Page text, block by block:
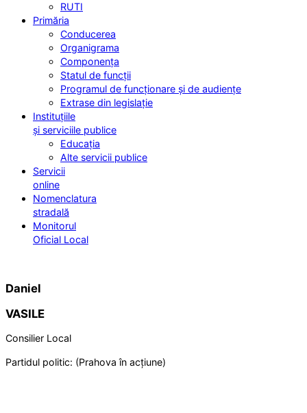
RUTI
Primăria
Conducerea
Organigrama
Componența
Statul de funcții
Programul de funcționare și de audiențe
Extrase din legislație
Instituțiile
și serviciile publice
Educația
Alte servicii publice
Servicii
online
Nomenclatura
stradală
Monitorul
Oficial Local
Daniel
VASILE
Consilier Local
Partidul politic: (Prahova în acțiune)